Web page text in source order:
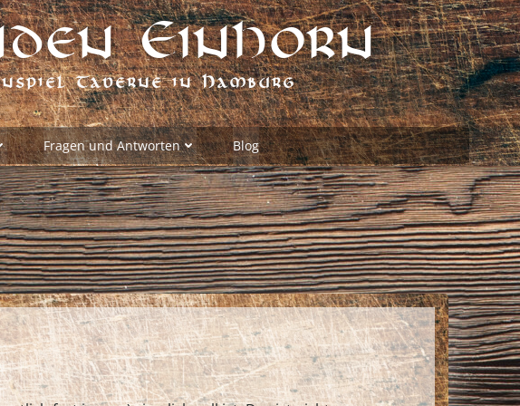
Einhorn
Taverne in Hamburg
Fragen und Antworten Blog